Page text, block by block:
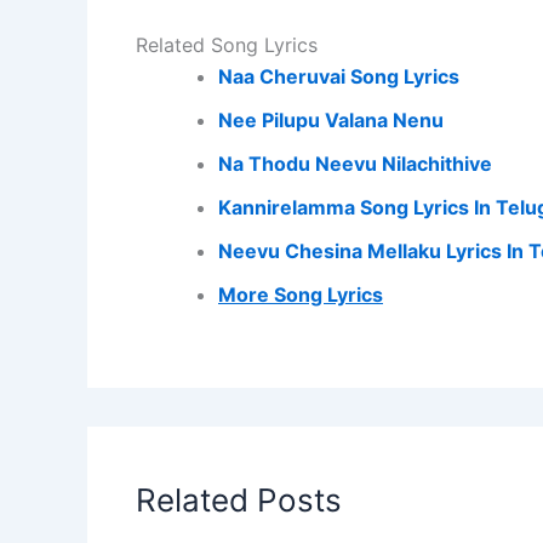
Related Song Lyrics
Naa Cheruvai Song Lyrics
Nee Pilupu Valana Nenu
Na Thodu Neevu Nilachithive
Kannirelamma Song Lyrics In
Neevu Chesina Mellaku Lyrics In
More Song Lyrics
Related Posts